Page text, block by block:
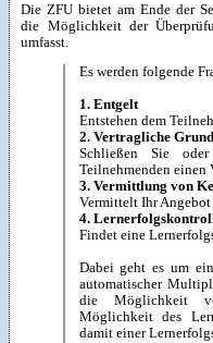
Die ZFU bietet am Ende der
die Möglichkeit der
umfasst.
Es werden folgende
1. Entgelt
Entstehen dem
2. Ver­trag­liche
Schließen Sie
Teilnehmenden einen
3. Ver­mitt­lung von
Vermittelt Ihr
4.
Findet eine
Dabei geht es um
automatischer
die Möglichkeit
Möglichkeit des
damit einer